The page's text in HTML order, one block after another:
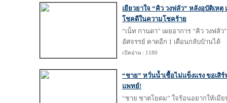
เยียวยาใจ “คิว วงฟลัว” หลังอุบัติเห
โชคดีในความโชคร้าย
“เน็ท กานดา” เผยอาการ “คิว วงฟลั
อัศจรรย์ คาดอีก 1 เดือนกลับบ้านได้
เปิดอ่าน : 1180
“ชาย” หวั่นน้ำเชื้อไม่แข็งแรง ขอเสิ
แพทย์!
“ชาย ชาตโยดม” ใจร้อนอยากให้เมี